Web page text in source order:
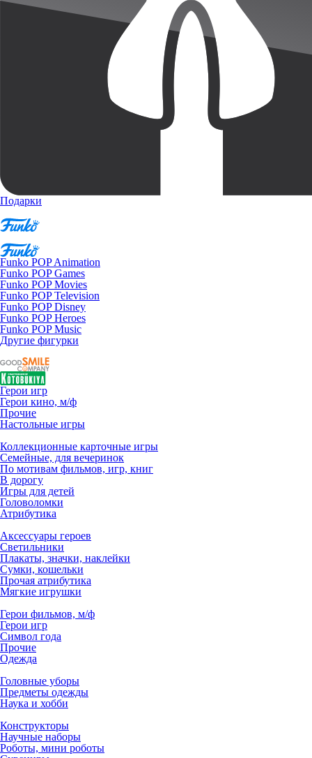
Подарки
Funko POP Animation
Funko POP Games
Funko POP Movies
Funko POP Television
Funko POP Disney
Funko POP Heroes
Funko POP Music
Другие фигурки
Герои игр
Герои кино, м/ф
Прочие
Настольные игры
Коллекционные карточные игры
Семейные, для вечеринок
По мотивам фильмов, игр, книг
В дорогу
Игры для детей
Головоломки
Атрибутика
Аксессуары героев
Светильники
Плакаты, значки, наклейки
Сумки, кошельки
Прочая атрибутика
Мягкие игрушки
Герои фильмов, м/ф
Герои игр
Символ года
Прочие
Одежда
Головные уборы
Предметы одежды
Наука и хобби
Конструкторы
Научные наборы
Роботы, мини роботы